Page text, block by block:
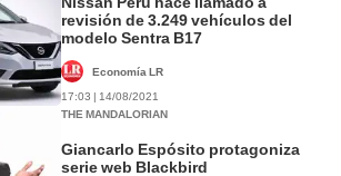
revisión de 3.249 vehículos del
modelo Sentra B17
Economía LR
17:03 | 14/08/2021
THE MANDALORIAN
Giancarlo Espósito protagoniza
serie web Blackbird